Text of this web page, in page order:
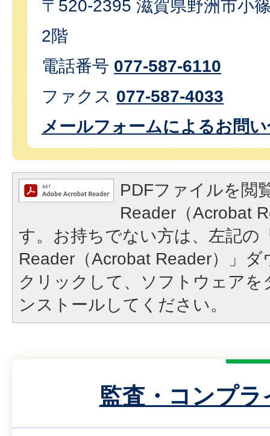
〒520-2395 滋賀県野洲市小
2階
電話番号 077-587-6110
ファクス 077-587-4033
メールフォームによるお問
PDFファイルを閲
Reader（Acrobat
す。お持ちでない方は、左記の
Reader（Acrobat Reader）」
クリックして、ソフトウェア
ンストールしてください。
監査・コンプ